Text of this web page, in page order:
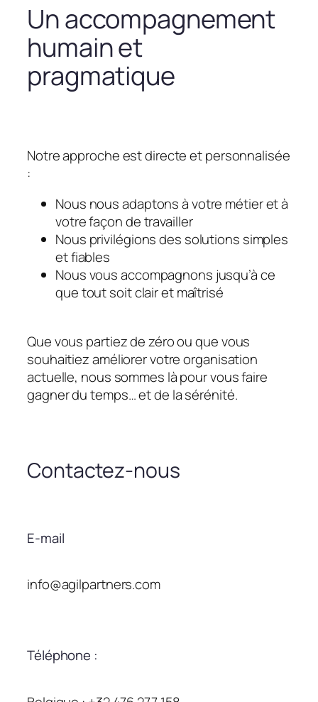
Un accompagnement
humain et
pragmatique
Notre approche est directe et personnalisée
:
Nous nous adaptons à votre métier et à
votre façon de travailler
Nous privilégions des solutions simples
et fiables
Nous vous accompagnons jusqu’à ce
que tout soit clair et maîtrisé
Que vous partiez de zéro ou que vous
souhaitiez améliorer votre organisation
actuelle, nous sommes là pour vous faire
gagner du temps… et de la sérénité.
Contactez-nous
E-mail
info@agilpartners.com
Téléphone :